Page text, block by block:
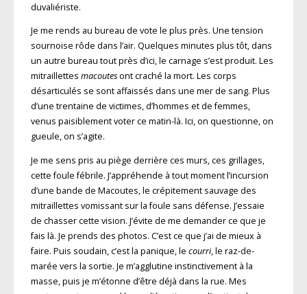
duvaliériste.
Je me rends au bureau de vote le plus près. Une tension
sournoise rôde dans l’air. Quelques minutes plus tôt, dans
un autre bureau tout près d’ici, le carnage s’est produit. Les
mitraillettes macoutesont craché la mort. Les corps
désarticulés se sont affaissés dans une mer de sang. Plus
d’une trentaine de victimes, d’hommes et de femmes,
venus paisiblement voter ce matin-là. Ici, on questionne, on
gueule, on s’agite.
Je me sens pris au piège derrière ces murs, ces grillages,
cette foule fébrile. J’appréhende à tout moment l’incursion
d’une bande de Macoutes, le crépitement sauvage des
mitraillettes vomissant sur la foule sans défense. J’essaie
de chasser cette vision. J’évite de me demander ce que je
fais là. Je prends des photos. C’est ce que j’ai de mieux à
faire. Puis soudain, c’est la panique, le courri, le raz-de-
marée vers la sortie. Je m’agglutine instinctivement à la
masse, puis je m’étonne d’être déjà dans la rue. Mes